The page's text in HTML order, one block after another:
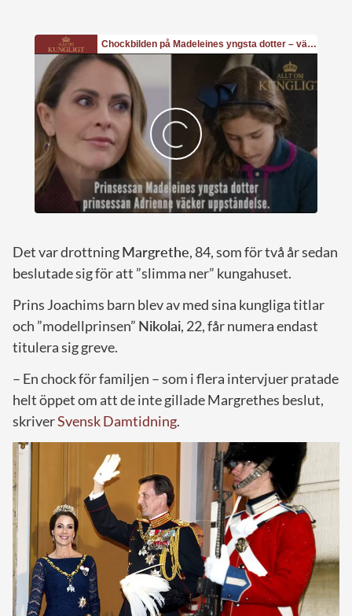
Det var drottningMargrethe, 84, som för två år sedan
beslutade sig för att ”slimma ner” kungahuset.
Prins Joachims barn blev av med sina kungliga titlar
och ”modellprinsen” Nikolai, 22, får numera endast
titulera sig greve.
– En chock för familjen – som i flera intervjuer pratade
helt öppet om att de inte gillade Margrethes beslut,
skriverSvensk Damtidning.